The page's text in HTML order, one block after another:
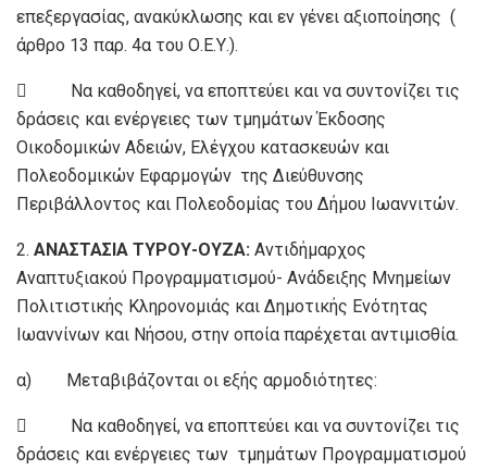
επεξεργασίας, ανακύκλωσης και εν γένει αξιοποίησης (
άρθρο 13 παρ. 4α του Ο.Ε.Υ.).
 Να καθοδηγεί, να εποπτεύει και να συντονίζει τις
δράσεις και ενέργειες των τμημάτων Έκδοσης
Οικοδομικών Αδειών, Ελέγχου κατασκευών και
Πολεοδομικών Εφαρμογών της Διεύθυνσης
Περιβάλλοντος και Πολεοδομίας του Δήμου Ιωαννιτών.
2. ΑΝΑΣΤΑΣΙΑ ΤΥΡΟΥ-ΟΥΖΑ: Αντιδήμαρχος
Αναπτυξιακού Προγραμματισμού- Ανάδειξης Μνημείων
Πολιτιστικής Κληρονομιάς και Δημοτικής Ενότητας
Ιωαννίνων και Νήσου, στην οποία παρέχεται αντιμισθία.
α) Μεταβιβάζονται οι εξής αρμοδιότητες:
 Να καθοδηγεί, να εποπτεύει και να συντονίζει τις
δράσεις και ενέργειες των τμημάτων Προγραμματισμού